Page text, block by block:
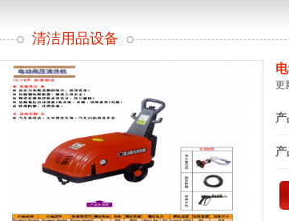
清洁用品设备
更
产
产